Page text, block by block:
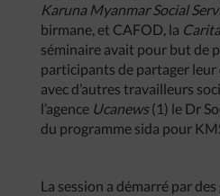
Karuna Myanmar Social
birmane, et CAFOD, la
séminaire avait pour but de
participants de partager
avec d’autres travailleurs
l’agence Ucanews(1) le Dr
du programme sida pour
La session a démarré par